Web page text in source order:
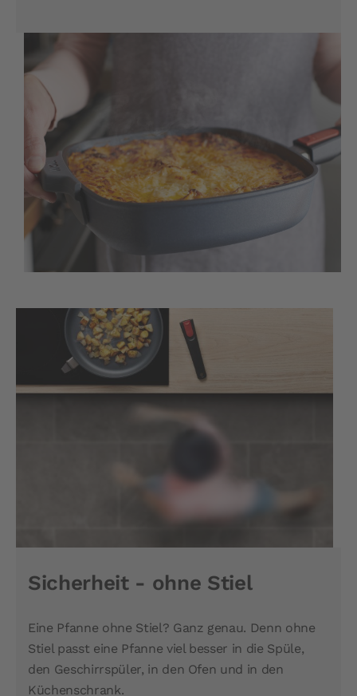
Sicherheit - ohne Stiel
Eine Pfanne ohne Stiel? Ganz genau. Denn ohne
Stiel passt eine Pfanne viel besser in die Spüle,
den Geschirrspüler, in den Ofen und in den
Küchenschrank.